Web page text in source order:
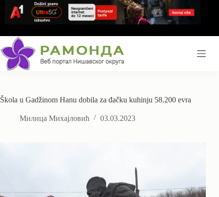
content
Škola u Gadžinom Hanu dobila za đačku kuhinju 58.200 evra
Милица Михајловић 03.03.2023